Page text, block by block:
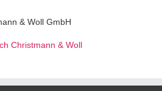
& Woll GmbH